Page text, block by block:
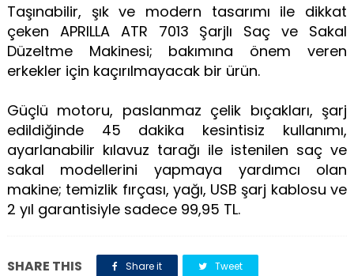
Taşınabilir, şık ve modern tasarımı ile dikkat
çeken APRILLA ATR 7013 Şarjlı Saç ve Sakal
Düzeltme Makinesi; bakımına önem veren
erkekler için kaçırılmayacak bir ürün.
Güçlü motoru, paslanmaz çelik bıçakları, şarj
edildiğinde 45 dakika kesintisiz kullanımı,
ayarlanabilir kılavuz tarağı ile istenilen saç ve
sakal modellerini yapmaya yardımcı olan
makine; temizlik fırçası, yağı, USB şarj kablosu ve
2 yıl garantisiyle sadece 99,95 TL.
SHARE THIS Share it Tweet